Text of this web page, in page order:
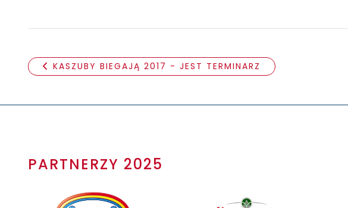
KASZUBY BIEGAJĄ 2017 - JEST TERMINARZ
PARTNERZY 2025